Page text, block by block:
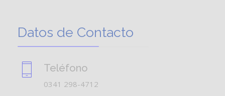
Datos de Contacto
Teléfono
0341 298-4712